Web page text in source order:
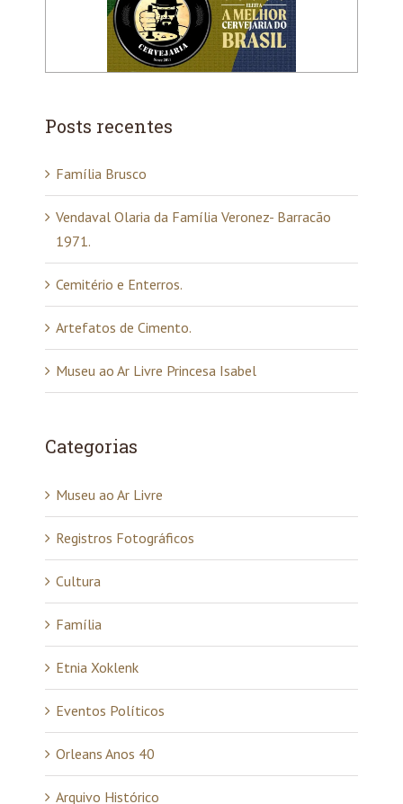
Posts recentes
Família Brusco
Vendaval Olaria da Família Veronez- Barracão
1971.
Cemitério e Enterros.
Artefatos de Cimento.
Museu ao Ar Livre Princesa Isabel
Categorias
Museu ao Ar Livre
Registros Fotográficos
Cultura
Família
Etnia Xoklenk
Eventos Políticos
Orleans Anos 40
Arquivo Histórico